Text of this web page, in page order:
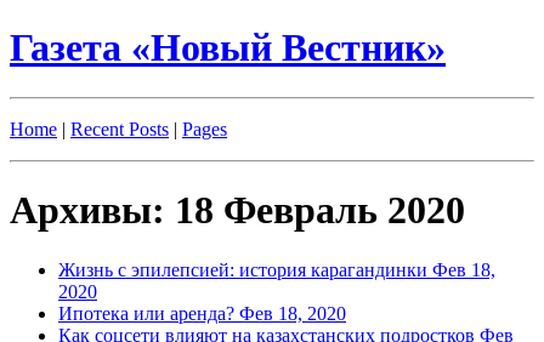
Газета «Новый Вестник»
Home | Recent Posts | Pages
Архивы: 18 Февраль 2020
Жизнь с эпилепсией: история карагандинки Фев 18,
2020
Ипотека или аренда? Фев 18, 2020
Как соцсети влияют на казахстанских подростков Фев